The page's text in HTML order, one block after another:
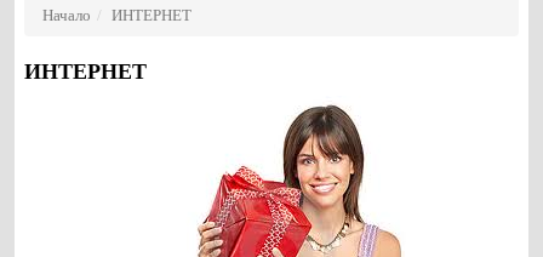
Начало ИНТЕРНЕТ
ИНТЕРНЕТ